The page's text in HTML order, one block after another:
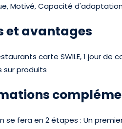
Motivé, Capacité
et avantages
carte SWILE, 1 jour
sur produits
se fera en 2 étapes : Un